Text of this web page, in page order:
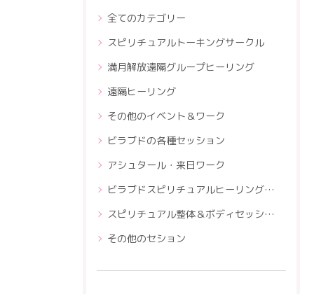
全てのカテゴリー
スピリチュアルトーキングサークル
満月解放遠隔グループヒーリング
遠隔ヒーリング
その他のイベント＆ワーク
ビラブドの各種セッション
アシュタール・来日ワーク
ビラブドスピリチュアルヒーリングスクール
スピリチュアル整体＆ボディセッションスクール
その他のセション